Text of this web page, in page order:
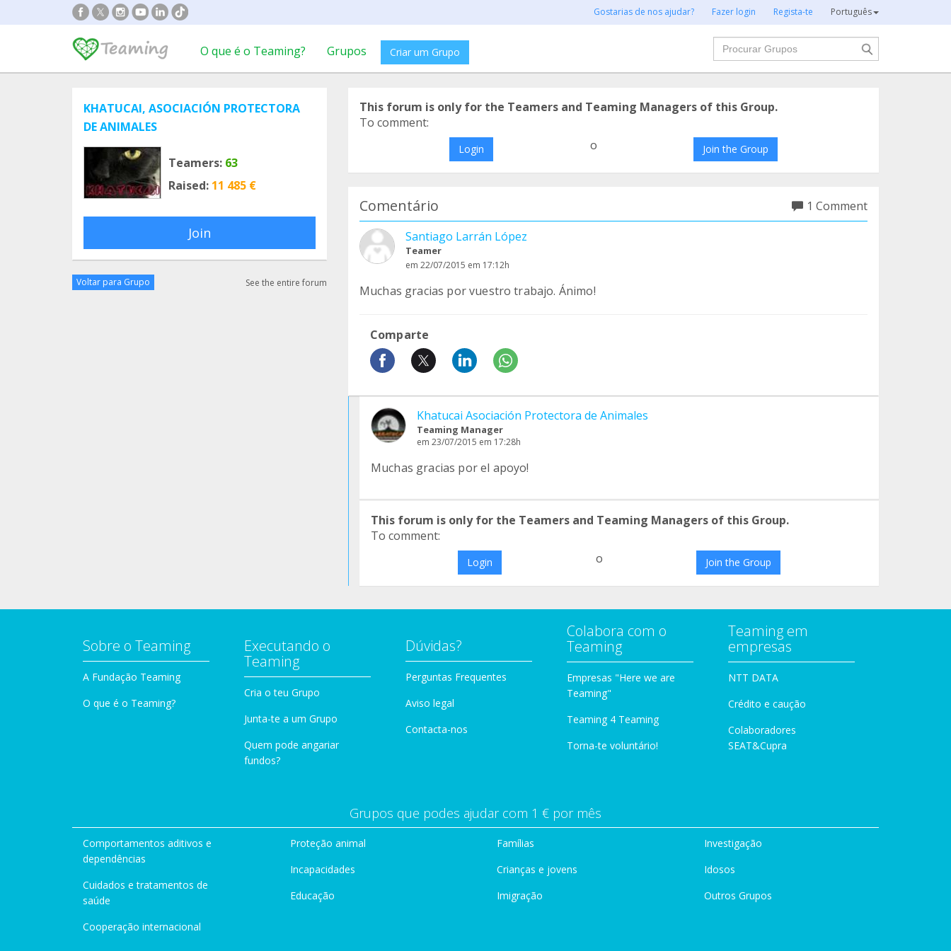
Gostarias de nos ajudar? Fazer login Regista-te Português
O que é o Teaming? Grupos Criar um Grupo
Procurar
KHATUCAI, ASOCIACIÓN PROTECTORA
DE ANIMALES
Teamers: 63
Raised: 11 485 €
Join
Voltar para Grupo See the entire forum
This forum is only for the Teamers and Teaming Managers of this Group.
To comment:
Login o Join the Group
Comentário
1 Comment
Santiago Larrán López
Teamer
em 22/07/2015 em 17:12h
Muchas gracias por vuestro trabajo. Ánimo!
Comparte
Khatucai Asociación Protectora de Animales
Teaming Manager
em 23/07/2015 em 17:28h
Muchas gracias por el apoyo!
This forum is only for the Teamers and Teaming Managers of this Group.
To comment:
Login o Join the Group
Sobre o Teaming
A Fundação Teaming
O que é o Teaming?
Executando o
Teaming
Cria o teu Grupo
Junta-te a um Grupo
Quem pode angariar
fundos?
Dúvidas?
Perguntas Frequentes
Aviso legal
Contacta-nos
Colabora com o
Teaming
Empresas "Here we are
Teaming"
Teaming 4 Teaming
Torna-te voluntário!
Teaming em
empresas
NTT DATA
Crédito e caução
Colaboradores
SEAT&Cupra
Grupos que podes ajudar com 1 € por mês
Comportamentos aditivos e
dependências
Cuidados e tratamentos de
saúde
Cooperação internacional
Proteção animal
Incapacidades
Educação
Famílias
Crianças e jovens
Imigração
Investigação
Idosos
Outros Grupos